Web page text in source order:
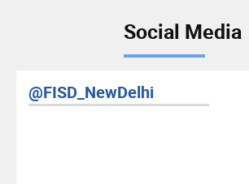
Social Media
@FISD_NewDelhi